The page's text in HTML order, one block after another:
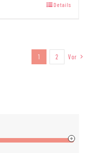
Details
1 2 Vor